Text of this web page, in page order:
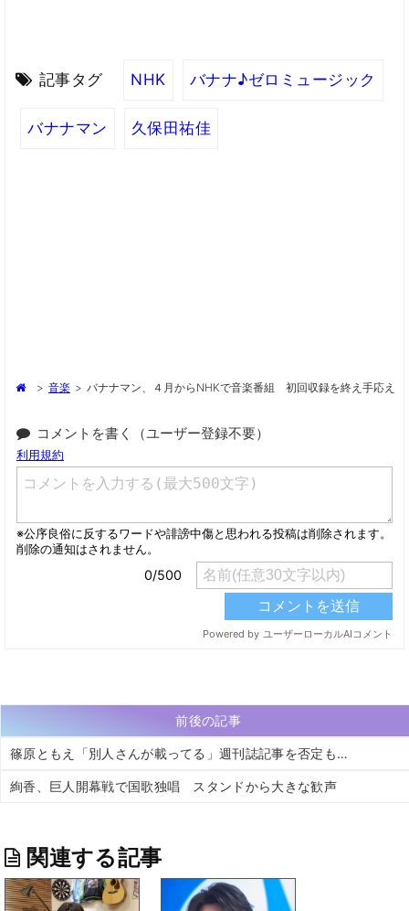
記事タグ NHK バナナ♪ゼロミュージック
バナナマン 久保田祐佳
> 音楽 > バナナマン、４月からNHKで音楽番組 初回収録を終え手応え
コメントを書く（ユーザー登録不要）
前後の記事
篠原ともえ「別人さんが載ってる」週刊誌記事を否定も…
絢香、巨人開幕戦で国歌独唱 スタンドから大きな歓声
関連する記事